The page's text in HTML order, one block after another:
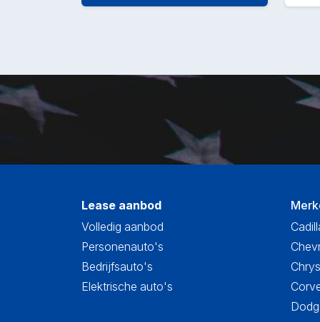
Lease aanbod
Volledig aanbod
Personenauto's
Bedrijfsauto's
Elektrische auto's